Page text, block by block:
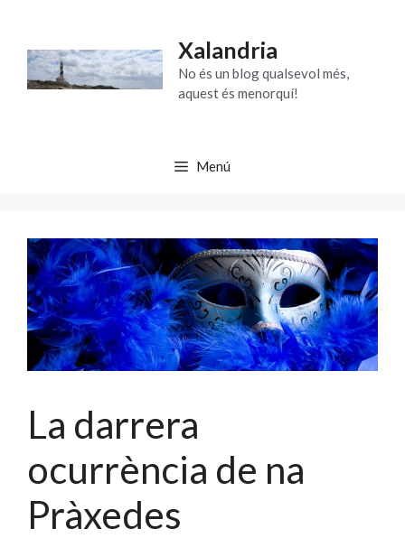
contingut
Xalandria
No és un blog qualsevol més,
aquest és menorquí!
Menú
La darrera
ocurrència de na
Pràxedes